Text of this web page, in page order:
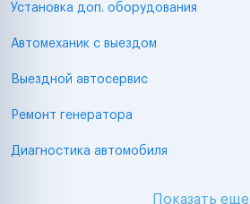
Установка доп. оборудования
Автомеханик с выездом
Выездной автосервис
Ремонт генератора
Диагностика автомобиля
Показать еще